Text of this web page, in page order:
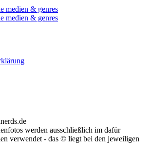
werden ausschließlich im dafür
verwendet - das © liegt bei den jeweiligen